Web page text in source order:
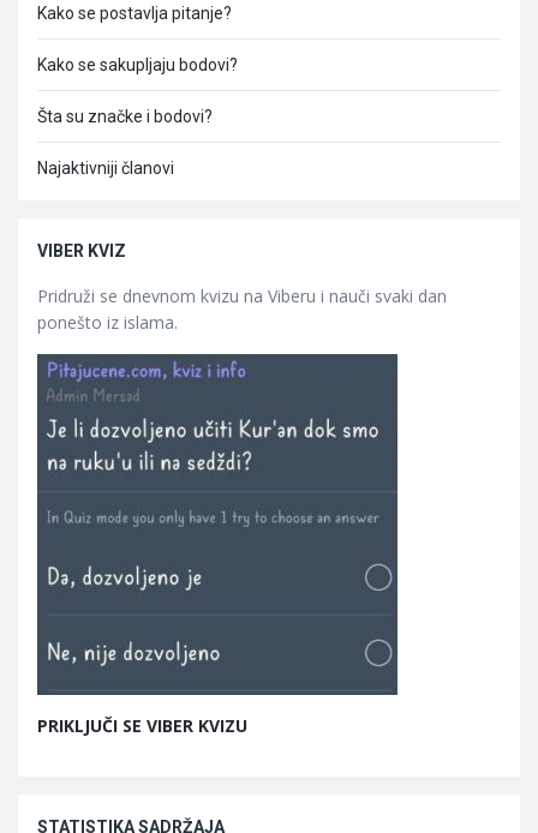
Kako se postavlja pitanje?
Kako se sakupljaju bodovi?
Šta su značke i bodovi?
Najaktivniji članovi
VIBER KVIZ
Pridruži se dnevnom kvizu na Viberu i nauči svaki dan
ponešto iz islama.
PRIKLJUČI SE VIBER KVIZU
STATISTIKA SADRŽAJA